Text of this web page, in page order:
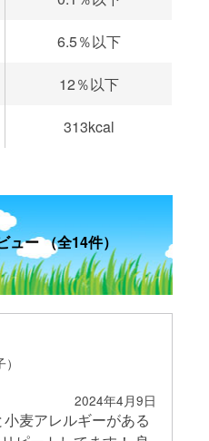
6.5％以下
12％以下
313kcal
ュー （全14件）
2024年4月9日
麦アレルギーがある